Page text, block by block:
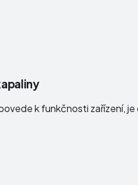
k funkčnosti zařízení,